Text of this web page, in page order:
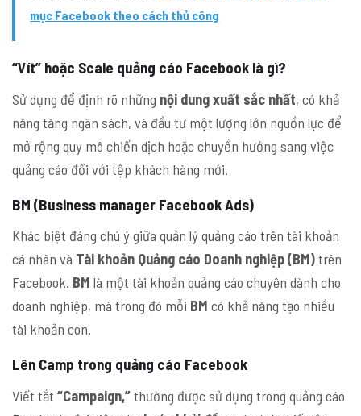
mục Facebook theo cách thủ công
“Vít” hoặc Scale quảng cáo Facebook là gì?
Sử dụng để định rõ những nội dung xuất sắc nhất, có khả
năng tăng ngân sách, và đầu tư một lượng lớn nguồn lực để
mở rộng quy mô chiến dịch hoặc chuyển hướng sang việc
quảng cáo đối với tệp khách hàng mới.
BM (Business manager Facebook Ads)
Khác biệt đáng chú ý giữa quản lý quảng cáo trên tài khoản
cá nhân và Tài khoản Quảng cáo Doanh nghiệp (BM)trên
Facebook. BM là một tài khoản quảng cáo chuyên dành cho
doanh nghiệp, mà trong đó mỗi BM có khả năng tạo nhiều
tài khoản con.
Lên Camp trong quảng cáo Facebook
Viết tắt “Campaign,”thường được sử dụng trong quảng cáo